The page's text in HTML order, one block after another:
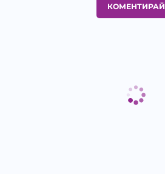
КОМЕНТИРАЙ